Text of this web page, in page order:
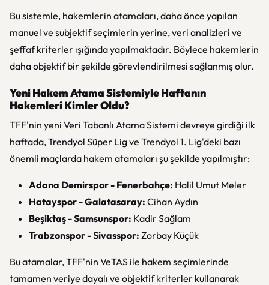
Bu sistemle, hakemlerin atamaları, daha önce yapılan
manuel ve subjektif seçimlerin yerine, veri analizleri ve
şeffaf kriterler ışığında yapılmaktadır. Böylece hakemlerin
daha objektif bir şekilde görevlendirilmesi sağlanmış olur.
Yeni Hakem Atama Sistemiyle Haftanın
Hakemleri Kimler Oldu?
TFF'nin yeni Veri Tabanlı Atama Sistemi devreye girdiği ilk
haftada, Trendyol Süper Lig ve Trendyol 1. Lig'deki bazı
önemli maçlarda hakem atamaları şu şekilde yapılmıştır:
Adana Demirspor - Fenerbahçe: Halil Umut Meler
Hatayspor - Galatasaray: Cihan Aydın
Beşiktaş - Samsunspor: Kadir Sağlam
Trabzonspor - Sivasspor: Zorbay Küçük
Bu atamalar, TFF'nin VeTAS ile hakem seçimlerinde
tamamen veriye dayalı ve objektif kriterler kullanarak